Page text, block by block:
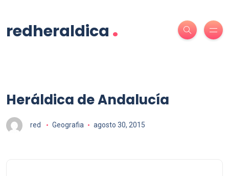
redheraldica .
Heráldica de Andalucía
red Geografia agosto 30, 2015